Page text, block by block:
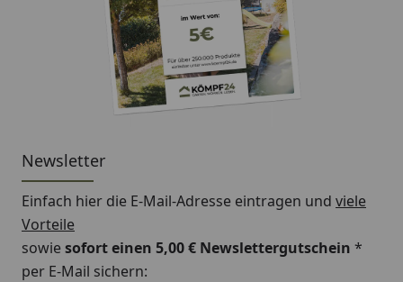
Newsletter
Einfach hier die E-Mail-Adresse eintragen und viele
Vorteile
sowiesofort einen 5,00 € Newslettergutschein *
per E-Mail sichern: